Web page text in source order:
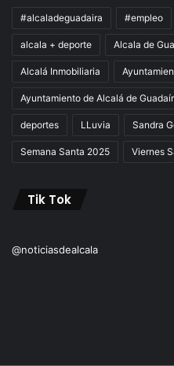
#alcaladeguadaira #empleo
alcala + deporte Alcala de
Alcalá Inmobiliaria
Ayuntamiento de Alcalá de
deportes LLuvia Sandra
Semana Santa 2025 Viernes
Tik Tok
@noticiasdealcala